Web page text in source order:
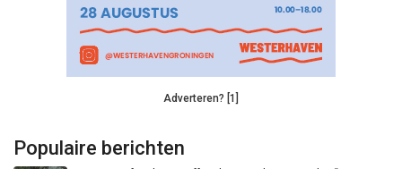
Adverteren? [1]
Populaire berichten